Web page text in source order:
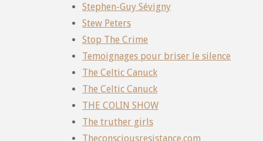
Stephen-Guy Sévigny
Stew Peters
Stop The Crime
Temoignages pour briser le silence
The Celtic Canuck
The Celtic Canuck
THE COLIN SHOW
The truther girls
Theconsciousresistance.com